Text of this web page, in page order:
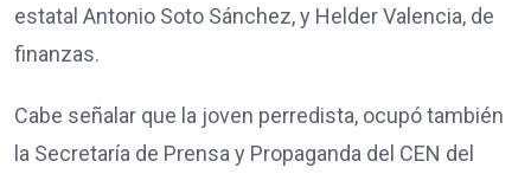
estatal Antonio Soto Sánchez, y Helder Valencia, de
finanzas.
Cabe señalar que la joven perredista, ocupó también
la Secretaría de Prensa y Propaganda del CEN del